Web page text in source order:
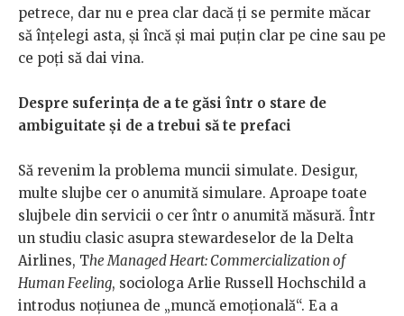
petrece, dar nu e prea clar dacă ți se permite măcar
să înțelegi asta, și încă și mai puțin clar pe cine sau pe
ce poți să dai vina.
Despre suferința de a te găsi într o stare de
ambiguitate și de a trebui să te prefaci
Să revenim la problema muncii simulate. Desigur,
multe slujbe cer o anumită simulare. Aproape toate
slujbele din servicii o cer într o anumită măsură. Într
un studiu clasic asupra stewardeselor de la Delta
Airlines, The Managed Heart: Commercialization of
Human Feeling, sociologa Arlie Russell Hochschild a
introdus noțiunea de „muncă emoțională“. Ea a